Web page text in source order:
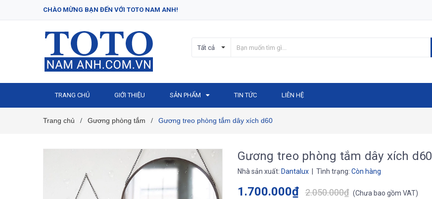
CHÀO MỪNG BẠN ĐẾN VỚI TOTO NAM ANH!
Tất cả
TRANG CHỦ GIỚI THIỆU SẢN PHẨM TIN TỨC LIÊN HỆ
Trang chủ / Gương phòng tắm / Gương treo phòng tắm dây xích d60
Gương treo phòng tắm dây xích d60
Nhà sản xuất: Dantalux | Tình trạng: Còn hàng
1.700.000₫ 2.050.000₫ (Chưa bao gồm VAT)